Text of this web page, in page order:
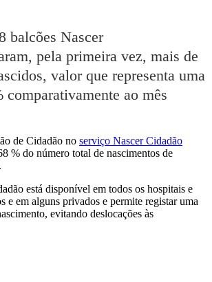
balcões Nascer
pela primeira vez, mais de
valor que representa uma
comparativamente ao mês
de Cidadão no serviço Nascer Cidadão
% do número total de nascimentos de
está disponível em todos os hospitais e
e em alguns privados e permite registar uma
evitando deslocações às